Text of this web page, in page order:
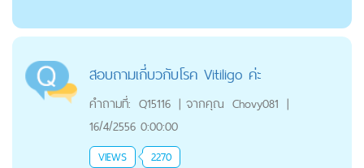
สอบถามเกี่บวกับโรค Vitiligo ค่ะ
คำถามที่: Q15116 | จากคุณ Chovy081 |
16/4/2556 0:00:00
VIEWS 2270